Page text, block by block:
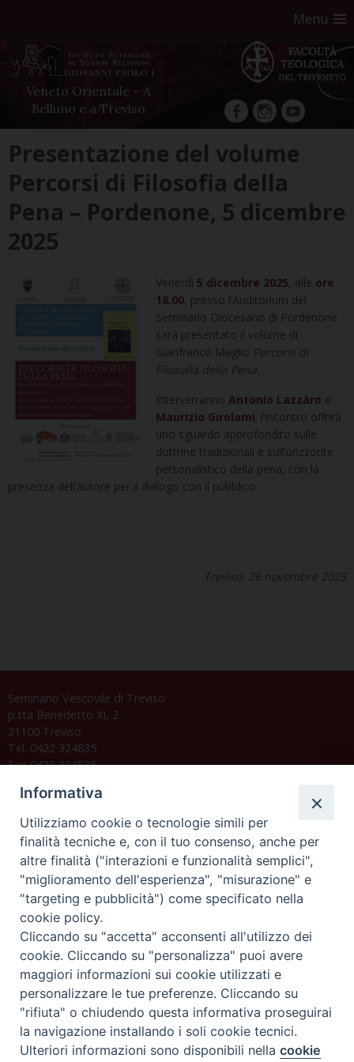
Menu
Veneto Orientale – A
Belluno e a Treviso
facebookInstagram
YouTube
content
Presentazione del volume
Percorsi di Filosofia della
Pena – Pordenone, 5 dicembre
2025
Venerdì 5 dicembre 2025, alle ore
18.00, presso l’Auditorium del
Seminario Diocesano di Pordenone
sarà presentato il volume di
Gianfranco Maglio Percorsi di
Filosofia della Pena.
InterverrannoAntonio Lazzàro e
Maurizio Girolami; l’incontro offrirà
uno sguardo approfondito sulle
dottrine tradizionali e sull’orizzonte
personalistico della pena, con la
presenza dell’autore per il dialogo con il pubblico.
Treviso, 26 novembre 2025
Seminario Vescovile di Treviso
p.tta Benedetto XI, 2
31100 Treviso
Tel. 0422 324835
Fax 0422 324836
C.F. 94004060268
Orario di segreteria
Lunedì 17.30-19.30
Martedì 17.30-19.30
Mercoledì 17.30-19.30
Giovedì 17.30-19.30
Venerdì chiuso
Sabato 9.30-11.30
Privacy e sicurezza
Informativa
Utilizziamo cookie o tecnologie simili per
finalità tecniche e, con il tuo consenso, anche per
altre finalità ("interazioni e funzionalità semplici",
"miglioramento dell'esperienza", "misurazione" e
"targeting e pubblicità") come specificato nella
cookie policy.
Cliccando su "accetta" acconsenti all'utilizzo dei
cookie. Cliccando su "personalizza" puoi avere
maggiori informazioni sui cookie utilizzati e
personalizzare le tue preferenze. Cliccando su
"rifiuta" o chiudendo questa informativa proseguirai
la navigazione installando i soli cookie tecnici.
Ulteriori informazioni sono disponibili nellacookie